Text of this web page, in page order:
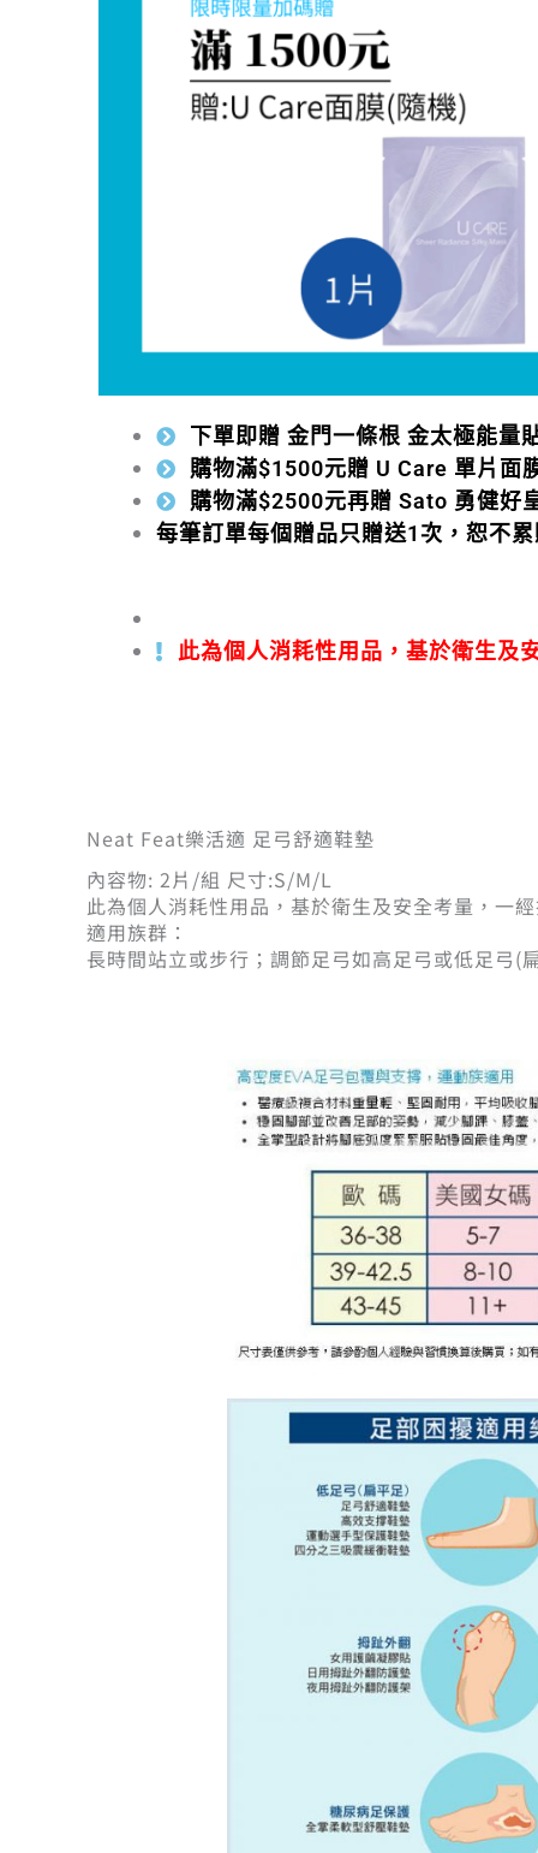
下單即贈 金門一條根 金太極能量
購物滿$1500元贈 U Care 單片面
購物滿$2500元再贈 Sato 勇健好
每筆訂單每個贈品只贈送1次，恕不
此為個人消耗性用品，基於衛生及
Neat Feat樂活適 足弓舒適鞋墊
內容物: 2片/組 尺寸:S/M/L
此為個人消耗性用品，基於衛生及安全考量，一
適用族群：
長時間站立或步行；調節足弓如高足弓或低足弓(